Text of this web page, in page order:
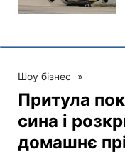
Шоу бізнес »
Притула
сина і
домашнє